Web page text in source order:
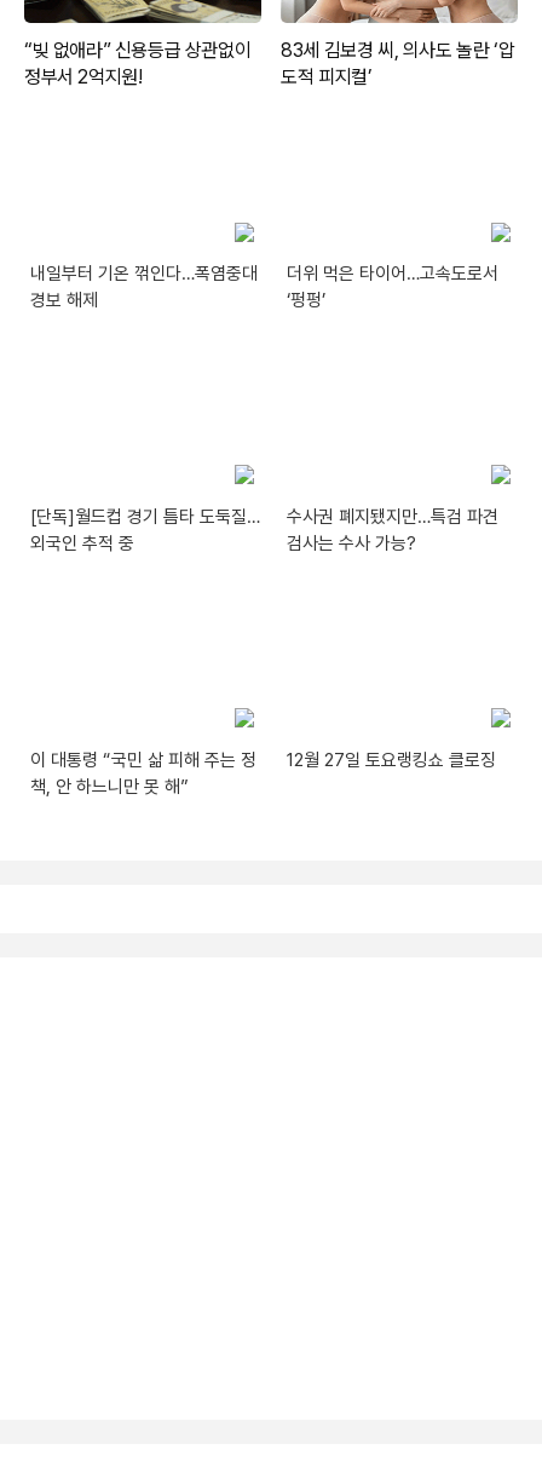
내일부터 기온 꺾인다…폭염중대
경보 해제
더위 먹은 타이어…고속도로서
‘펑펑’
[단독]월드컵 경기 틈타 도둑질…
외국인 추적 중
수사권 폐지됐지만…특검 파견
검사는 수사 가능?
이 대통령 “국민 삶 피해 주는 정
책, 안 하느니만 못 해”
12월 27일 토요랭킹쇼 클로징